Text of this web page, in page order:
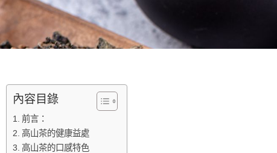
內容目錄
前言：
高山茶的健康益處
高山茶的口感特色